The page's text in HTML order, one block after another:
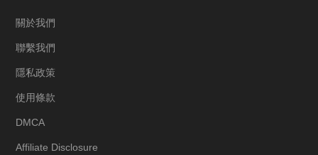
關於我們
聯繫我們
隱私政策
使用條款
DMCA
Affiliate Disclosure